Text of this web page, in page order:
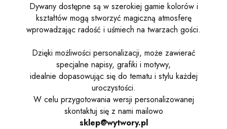
Dywany dostępne są w szerokiej gamie kolorów i
kształtów mogą stworzyć magiczną atmosferę
wprowadzając radość i uśmiech na twarzach gości.
Dzięki możliwości personalizacji, może zawierać
specjalne napisy, grafiki i motywy,
idealnie dopasowując się do tematu i stylu każdej
uroczystości.
W celu przygotowania wersji personalizowanej
skontaktuj się z nami mailowo
sklep@wytwory.pl